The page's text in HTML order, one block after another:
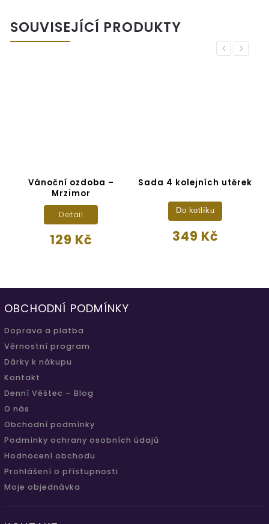
SOUVISEJÍCÍ PRODUKTY
Previous
Vánoční ozdoba –
Mrzimor
129 Kč
Detail
Sada 4 kolejních utěrek
349 Kč
Do kotlíku
Next
OBCHODNÍ PODMÍNKY
Doprava a platba
Věrnostní program
Dárky k nákupu
Kontakt
Denní Věštec – Blog
O nás
Obchodní podmínky
Podmínky ochrany osobních údajů
Hodnocení obchodu
Prohlášení o přístupnosti
Moje objednávka